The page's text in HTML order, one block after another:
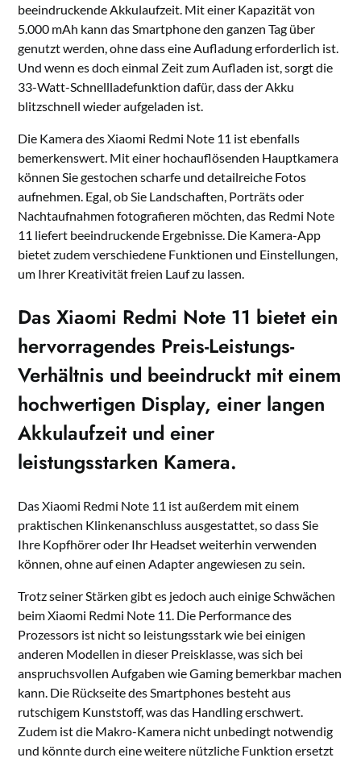
beeindruckende Akkulaufzeit. Mit einer Kapazität von
5.000 mAh kann das Smartphone den ganzen Tag über
genutzt werden, ohne dass eine Aufladung erforderlich ist.
Und wenn es doch einmal Zeit zum Aufladen ist, sorgt die
33-Watt-Schnellladefunktion dafür, dass der Akku
blitzschnell wieder aufgeladen ist.
Die Kamera des Xiaomi Redmi Note 11 ist ebenfalls
bemerkenswert. Mit einer hochauflösenden Hauptkamera
können Sie gestochen scharfe und detailreiche Fotos
aufnehmen. Egal, ob Sie Landschaften, Porträts oder
Nachtaufnahmen fotografieren möchten, das Redmi Note
11 liefert beeindruckende Ergebnisse. Die Kamera-App
bietet zudem verschiedene Funktionen und Einstellungen,
um Ihrer Kreativität freien Lauf zu lassen.
Das Xiaomi Redmi Note 11 bietet ein
hervorragendes Preis-Leistungs-
Verhältnis und beeindruckt mit einem
hochwertigen Display, einer langen
Akkulaufzeit und einer
leistungsstarken Kamera.
Das Xiaomi Redmi Note 11 ist außerdem mit einem
praktischen Klinkenanschluss ausgestattet, so dass Sie
Ihre Kopfhörer oder Ihr Headset weiterhin verwenden
können, ohne auf einen Adapter angewiesen zu sein.
Trotz seiner Stärken gibt es jedoch auch einige Schwächen
beim Xiaomi Redmi Note 11. Die Performance des
Prozessors ist nicht so leistungsstark wie bei einigen
anderen Modellen in dieser Preisklasse, was sich bei
anspruchsvollen Aufgaben wie Gaming bemerkbar machen
kann. Die Rückseite des Smartphones besteht aus
rutschigem Kunststoff, was das Handling erschwert.
Zudem ist die Makro-Kamera nicht unbedingt notwendig
und könnte durch eine weitere nützliche Funktion ersetzt